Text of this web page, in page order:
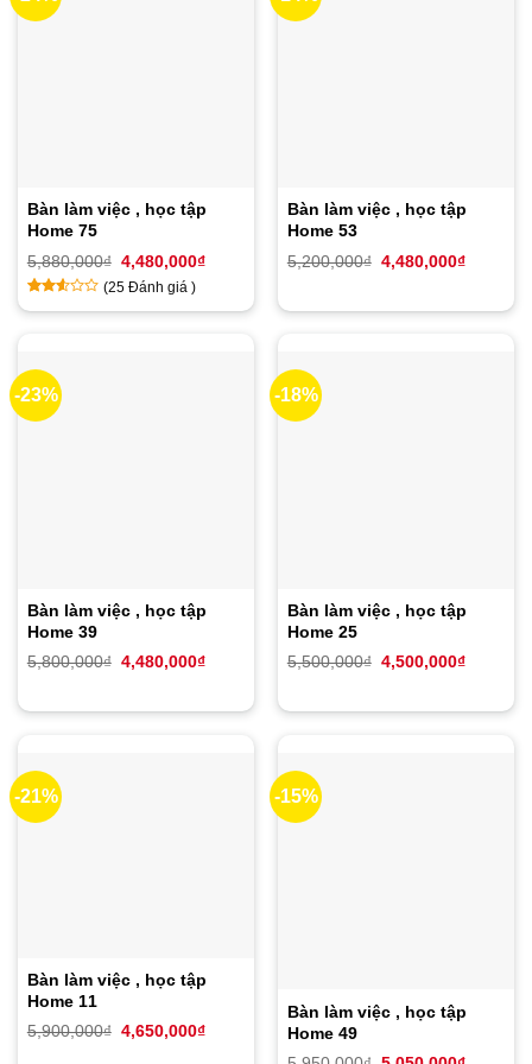
Bàn làm việc , học tập
Home 75
5,880,000₫ Giá
gốc
là:
4,480,000₫Giá
2.43
dựa
trên
14
đánh
giá
(25Đánh giá )
Bàn làm việc , học tập
Home 53
5,200,000₫ Giá
gốc
4,480,000₫Giá
-23%
Bàn làm việc , học tập
Home 39
5,800,000₫ Giá
5,800,000₫.
4,480,000₫Giá
là:
-18%
Bàn làm việc , học tập
Home 25
5,500,000₫ Giá
5,500,000₫.
4,500,000₫Giá
là:
-21%
Bàn làm việc , học tập
Home 11
5,900,000₫ Giá
4,650,000₫Giá
-15%
Bàn làm việc , học tập
Home 49